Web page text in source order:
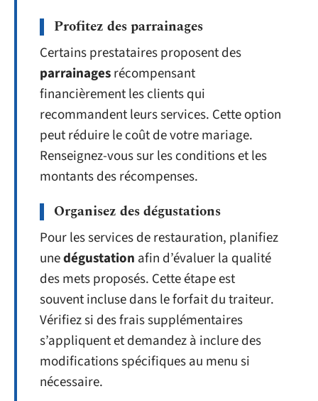
Profitez des parrainages
Certains prestataires proposent des
parrainagesrécompensant
financièrement les clients qui
recommandent leurs services. Cette option
peut réduire le coût de votre mariage.
Renseignez-vous sur les conditions et les
montants des récompenses.
Organisez des dégustations
Pour les services de restauration, planifiez
unedégustation afin d’évaluer la qualité
des mets proposés. Cette étape est
souvent incluse dans le forfait du traiteur.
Vérifiez si des frais supplémentaires
s’appliquent et demandez à inclure des
modifications spécifiques au menu si
nécessaire.